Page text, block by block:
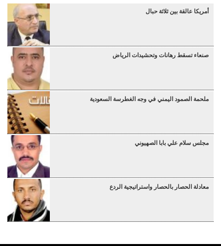
أمريكا عالقة بين ثلاثة حبال
صنعاء تسقط رهانات وتحشيدات الرياض
ملحمة الصمود اليمني في وجه الغطرسة السعودية
مجلس سلام علي بابا الصهيوني
معادلة الحصار بالحصار واستراتيجية الردع